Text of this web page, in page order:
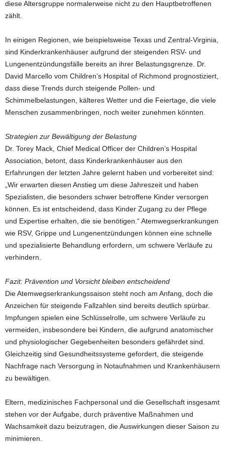
diese Altersgruppe normalerweise nicht zu den Hauptbetroffenen
zählt.
In einigen Regionen, wie beispielsweise Texas und Zentral-Virginia,
sind Kinderkrankenhäuser aufgrund der steigenden RSV- und
Lungenentzündungsfälle bereits an ihrer Belastungsgrenze. Dr.
David Marcello vom Children’s Hospital of Richmond prognostiziert,
dass diese Trends durch steigende Pollen- und
Schimmelbelastungen, kälteres Wetter und die Feiertage, die viele
Menschen zusammenbringen, noch weiter zunehmen könnten.
Strategien zur Bewältigung der Belastung
Dr. Torey Mack, Chief Medical Officer der Children’s Hospital
Association, betont, dass Kinderkrankenhäuser aus den
Erfahrungen der letzten Jahre gelernt haben und vorbereitet sind:
„Wir erwarten diesen Anstieg um diese Jahreszeit und haben
Spezialisten, die besonders schwer betroffene Kinder versorgen
können. Es ist entscheidend, dass Kinder Zugang zu der Pflege
und Expertise erhalten, die sie benötigen.“ Atemwegserkrankungen
wie RSV, Grippe und Lungenentzündungen können eine schnelle
und spezialisierte Behandlung erfordern, um schwere Verläufe zu
verhindern.
Fazit: Prävention und Vorsicht bleiben entscheidend
Die Atemwegserkrankungssaison steht noch am Anfang, doch die
Anzeichen für steigende Fallzahlen sind bereits deutlich spürbar.
Impfungen spielen eine Schlüsselrolle, um schwere Verläufe zu
vermeiden, insbesondere bei Kindern, die aufgrund anatomischer
und physiologischer Gegebenheiten besonders gefährdet sind.
Gleichzeitig sind Gesundheitssysteme gefordert, die steigende
Nachfrage nach Versorgung in Notaufnahmen und Krankenhäusern
zu bewältigen.
Eltern, medizinisches Fachpersonal und die Gesellschaft insgesamt
stehen vor der Aufgabe, durch präventive Maßnahmen und
Wachsamkeit dazu beizutragen, die Auswirkungen dieser Saison zu
minimieren.